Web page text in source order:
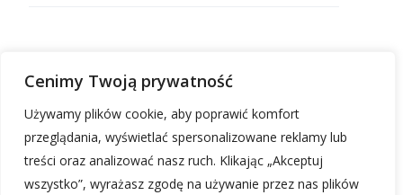
Cenimy Twoją prywatność
Używamy plików cookie, aby poprawić komfort
przeglądania, wyświetlać spersonalizowane reklamy lub
treści oraz analizować nasz ruch. Klikając „Akceptuj
wszystko”, wyrażasz zgodę na używanie przez nas plików